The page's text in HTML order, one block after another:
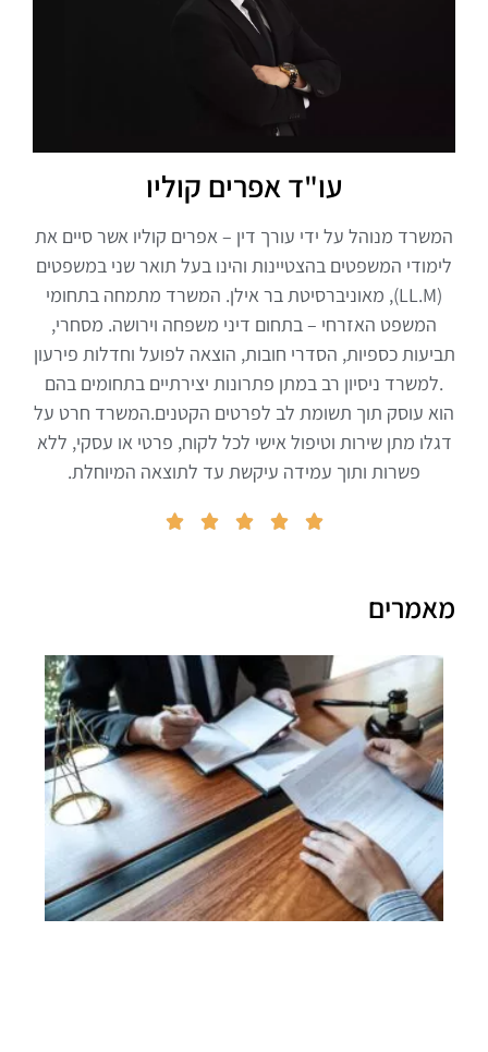
עו"ד אפרים קוליו
המשרד מנוהל על ידי עורך דין – אפרים קוליו אשר סיים את
לימודי המשפטים בהצטיינות והינו בעל תואר שני במשפטים
(LL.M), מאוניברסיטת בר אילן. המשרד מתמחה בתחומי
המשפט האזרחי – בתחום דיני משפחה וירושה. מסחרי,
תביעות כספיות, הסדרי חובות, הוצאה לפועל וחדלות פירעון
.למשרד ניסיון רב במתן פתרונות יצירתיים בתחומים בהם
הוא עוסק תוך תשומת לב לפרטים הקטנים.המשרד חרט על
דגלו מתן שירות וטיפול אישי לכל לקוח, פרטי או עסקי, ללא
פשרות ותוך עמידה עיקשת עד לתוצאה המיוחלת.





מאמרים